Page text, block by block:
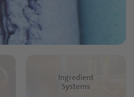
Ingredient
Systems